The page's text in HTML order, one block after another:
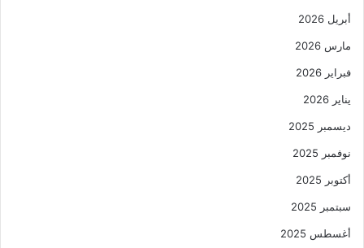
أبريل 2026
مارس 2026
فبراير 2026
يناير 2026
ديسمبر 2025
نوفمبر 2025
أكتوبر 2025
سبتمبر 2025
أغسطس 2025